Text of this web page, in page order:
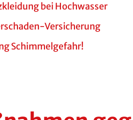
bei Hochwasser
Versicherung
Schimmelgefahr!